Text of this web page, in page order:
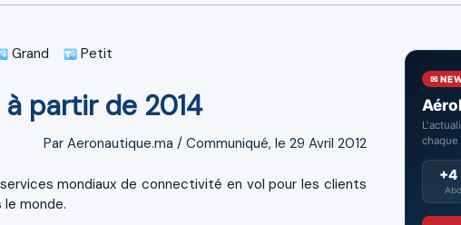
Grand Petit
partir de 2014
Par Aeronautique.ma / Communiqué, le 29 Avril 2012
mondiaux de connectivité en vol pour les clients
monde.
✉
chaque
+4